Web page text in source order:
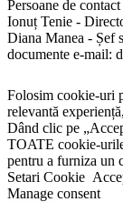
Persoane de contact
Ionuț Tenie -
Diana Manea - Șef
documente e-mail:
Folosim cookie-uri
relevantă
Dând clic pe
TOATE cookie-
pentru a furniza un
Setari Cookie
Manage consent